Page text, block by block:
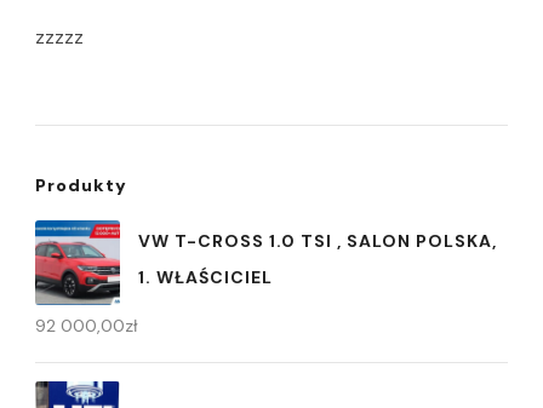
zzzzz
Produkty
VW T-CROSS 1.0 TSI , SALON POLSKA,
1. WŁAŚCICIEL
92 000,00zł